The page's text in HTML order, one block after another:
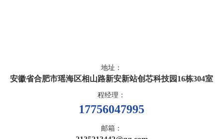
地址：
安徽省合肥市瑶海区相山路新安新站创芯科技园16栋304室
程经理：
17756047995
邮箱：